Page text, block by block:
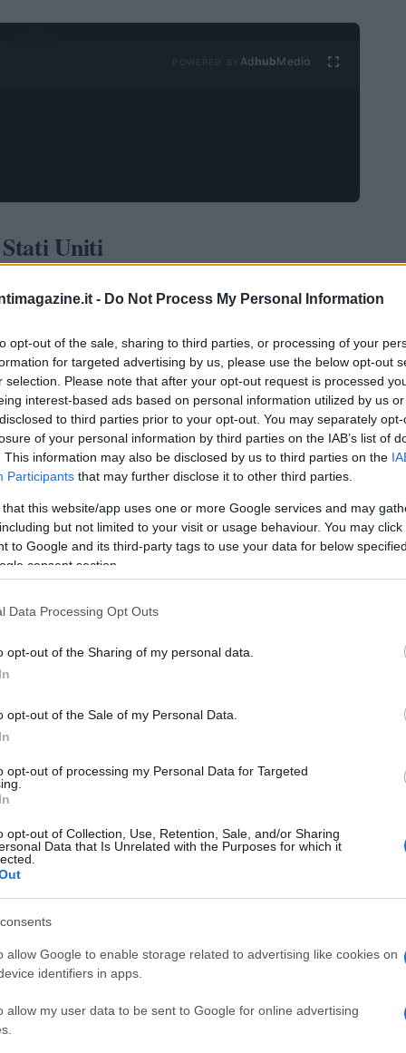
- Do Not Process My Personal Information
opt-out of the sale, sharing to third parties, or processing of your
for targeted advertising by us, please use the below opt-out
selection. Please note that after your opt-out request is processed
interest-based ads based on personal information utilized by us
to third parties prior to your opt-out. You may separately
of your personal information by third parties on the IAB’s list of
This information may also be disclosed by us to third parties on the
Participants that may further disclose it to other third parties.
that this website/app uses one or more Google services and may
but not limited to your visit or usage behaviour. You may
to Google and its third-party tags to use your data for below
consent section.
Data Processing Opt Outs
opt-out of the Sharing of my personal data.
opt-out of the Sale of my Personal Data.
opt-out of processing my Personal Data for Targeted
opt-out of Collection, Use, Retention, Sale, and/or Sharing
Data that Is Unrelated with the Purposes for which it
allow Google to enable storage related to advertising like cookies on
identifiers in apps.
allow my user data to be sent to Google for online advertising
Ad hubMedia
Uniti
of Labour Statistics hanno rivelato un
che si aspettavano un calo dello 0,2%. La
già osservato nel mese di ottobre, suggerendo
un aumento dell’1,3%. Questo incremento potrebbe
economici, influenzando i costi di produzione e,
dei prezzi import è spesso indicativo di una
una ripresa economica o un cambiamento
negli Stati Uniti hanno mantenuto una variazione
dello 0,8% registrato ad ottobre. Questa
certa saturazione del mercato estero, dove la
segni di crescita significativa. La situazione
americane che operano sui mercati
politiche di prezzo e di produzione.